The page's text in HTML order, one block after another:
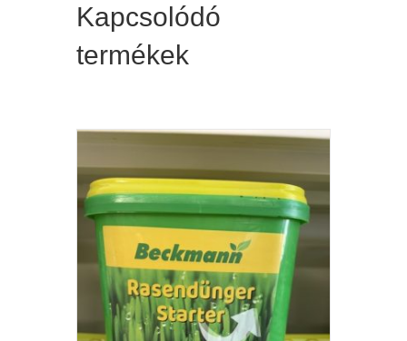
Kapcsolódó
termékek